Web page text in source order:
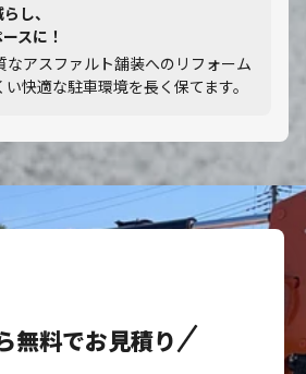
し、
スに！
なアスファルト舗装へのリフォーム
快適な駐車環境を長く保てます。
無料でお見積り